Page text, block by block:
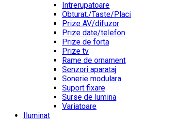
Intrerupatoare
Obturat./Taste/Placi
Prize AV/difuzor
Prize date/telefon
Prize de forta
Prize tv
Rame de ornament
Senzori aparataj
Sonerie modulara
Suport fixare
Surse de lumina
Variatoare
Iluminat